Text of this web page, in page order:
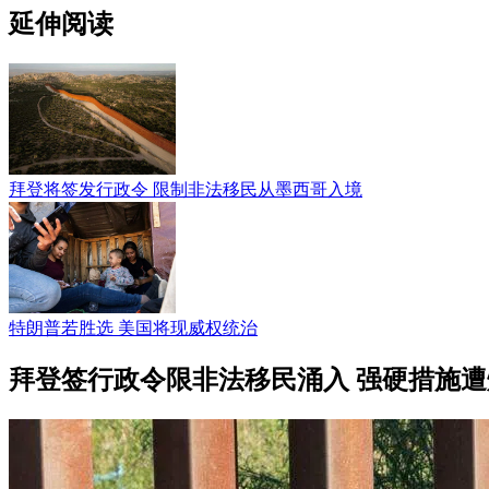
延伸阅读
拜登将签发行政令 限制非法移民从墨西哥入境
特朗普若胜选 美国将现威权统治
拜登签行政令限非法移民涌入 强硬措施